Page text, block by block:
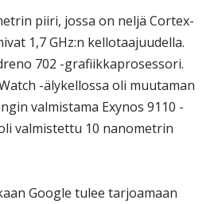
piiri, jossa on neljä Cortex-
1,7 GHz:n kellotaajuudella.
702 -grafiikkaprosessori.
-älykellossa oli muutaman
valmistama Exynos 9110 -
valmistettu 10 nanometrin
Google tulee tarjoamaan